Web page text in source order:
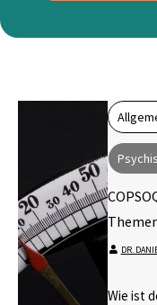
DR.
Wie ist